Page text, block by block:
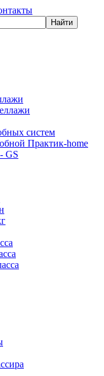
систем
Практик-home
GS